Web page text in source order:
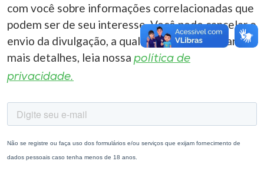
com você sobre informações correlacionadas que
podem ser de seu interesse. Você pode cancelar o
envio da divulgação, a qualquer momento. Para
mais detalhes, leia nossa política de
privacidade.